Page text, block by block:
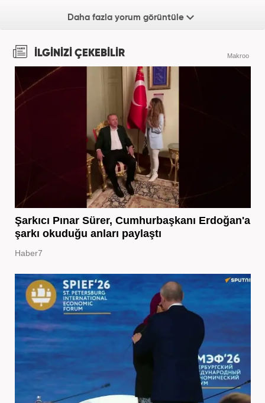
Daha fazla yorum görüntüle
İLGİNİZİ ÇEKEBİLİR Makroo
Şarkıcı Pınar Sürer, Cumhurbaşkanı Erdoğan'a
şarkı okuduğu anları paylaştı
Haber7